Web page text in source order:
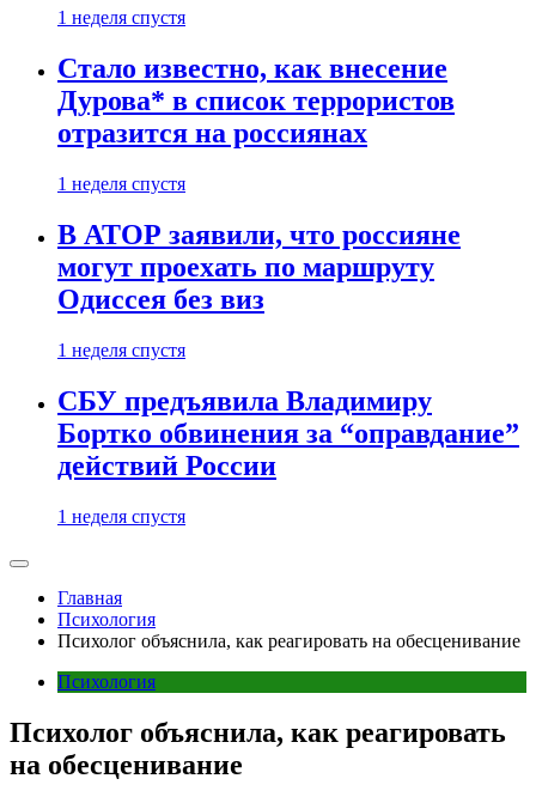
1 неделя спустя
Стало известно, как внесение
Дурова* в список террористов
отразится на россиянах
1 неделя спустя
В АТОР заявили, что россияне
могут проехать по маршруту
Одиссея без виз
1 неделя спустя
СБУ предъявила Владимиру
Бортко обвинения за “оправдание”
действий России
1 неделя спустя
Главная
Психология
Психолог объяснила, как реагировать на обесценивание
Психология
Психолог объяснила, как реагировать
на обесценивание